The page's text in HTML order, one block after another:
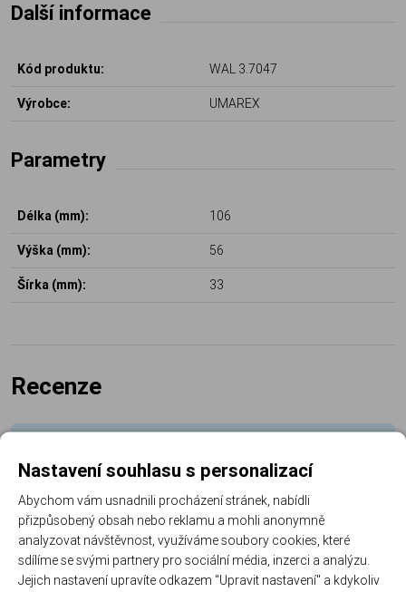
Další informace
Kód produktu: WAL 3.7047
Výrobce: UMAREX
Parametry
Délka (mm): 106
Výška (mm): 56
Šírka (mm): 33
Recenze
první, kdo produkt ohodnotí!
Přidat hodnocení
Nastavení souhlasu s personalizací
Abychom vám usnadnili procházení stránek, nabídli
přizpůsobený obsah nebo reklamu a mohli anonymně
analyzovat návštěvnost, využíváme soubory cookies, které
sdílíme se svými partnery pro sociální média, inzerci a analýzu.
Jejich nastavení upravíte odkazem "Upravit nastavení" a kdykoliv